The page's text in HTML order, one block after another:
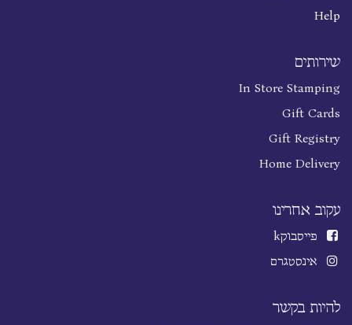
Help
שירותים
In Store Stamping
Gift Cards
Gift Registry
Home Delivery
עקוב אחרינו
פייסבוקk
אינסטגרם
להיות בקשר